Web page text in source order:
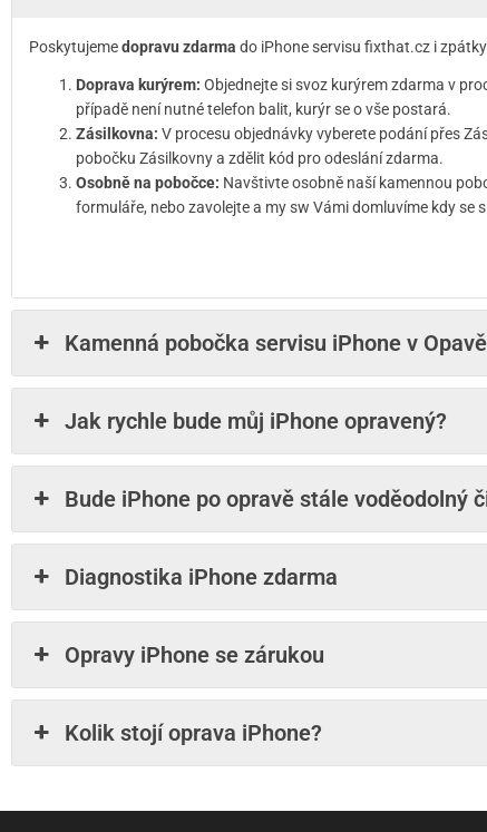
Poskytujemedopravu zdarma do iPhone servisu fixthat.cz i
Doprava kurýrem: Objednejte si svoz kurýrem zdarma v
případě není nutné telefon balit, kurýr se o vše postará.
Zásilkovna: V procesu objednávky vyberete podání přes
pobočku Zásilkovny a zdělit kód pro odeslání zdarma.
Osobně na pobočce: Navštivte osobně naší kamennou
formuláře, nebo zavolejte a my sw Vámi domluvíme kdy se
Kamenná pobočka servisu iPhone v Opavě
Jak rychle bude můj iPhone opravený?
Bude iPhone po opravě stále voděodolný
Diagnostika iPhone zdarma
Opravy iPhone se zárukou
Kolik stojí oprava iPhone?